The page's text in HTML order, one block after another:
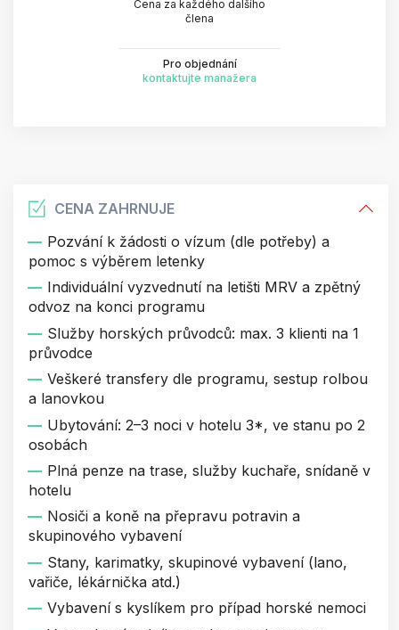
Cena za každého dalšího
člena
Pro objednání
kontaktujte manažera
CENA ZAHRNUJE
Pozvání k žádosti o vízum (dle potřeby) a
pomoc s výběrem letenky
Individuální vyzvednutí na letišti MRV a zpětný
odvoz na konci programu
Služby horských průvodců: max. 3 klienti na 1
průvodce
Veškeré transfery dle programu, sestup rolbou
a lanovkou
Ubytování: 2–3 noci v hotelu 3*, ve stanu po 2
osobách
Plná penze na trase, služby kuchaře, snídaně v
hotelu
Nosiči a koně na přepravu potravin a
skupinového vybavení
Stany, karimatky, skupinové vybavení (lano,
vařiče, lékárnička atd.)
Vybavení s kyslíkem pro případ horské nemoci